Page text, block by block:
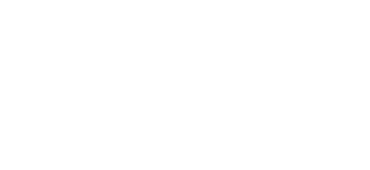
Miten tilaan
Reseptilääkkeiden tilaaminen